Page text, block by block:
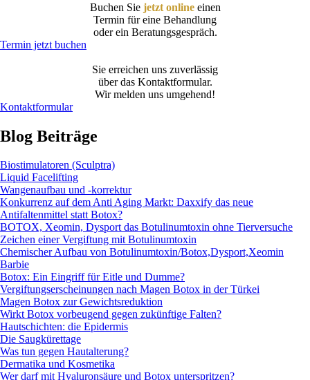
Buchen Sie jetzt onlineeinen
Termin für eine Behandlung
oder ein Beratungsgespräch.
Termin jetzt buchen
Sie erreichen uns zuverlässig
über das Kontaktformular.
Wir melden uns umgehend!
Kontaktformular
Blog Beiträge
Biostimulatoren (Sculptra)
Liquid Facelifting
Wangenaufbau und -korrektur
Konkurrenz auf dem Anti Aging Markt: Daxxify das neue
Antifaltenmittel statt Botox?
BOTOX, Xeomin, Dysport das Botulinumtoxin ohne Tierversuche
Zeichen einer Vergiftung mit Botulinumtoxin
Chemischer Aufbau von Botulinumtoxin/Botox,Dysport,Xeomin
Barbie
Botox: Ein Eingriff für Eitle und Dumme?
Vergiftungserscheinungen nach Magen Botox in der Türkei
Magen Botox zur Gewichtsreduktion
Wirkt Botox vorbeugend gegen zukünftige Falten?
Hautschichten: die Epidermis
Die Saugkürettage
Was tun gegen Hautalterung?
Dermatika und Kosmetika
Wer darf mit Hyaluronsäure und Botox unterspritzen?